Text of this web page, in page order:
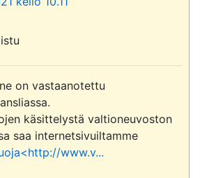
on vastaanotettu
käsittelystä valtioneuvoston
www.v...